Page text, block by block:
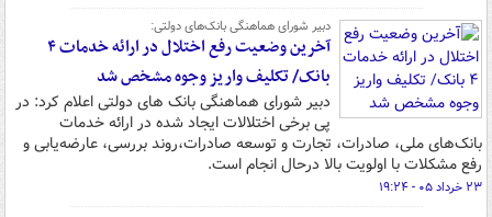
دبیر شورای هماهنگی بانک‌های دولتی:
آخرین وضعیت رفع اختلال در ارائه خدمات ۴
بانک/ تکلیف واریز وجوه مشخص شد
دبیر شورای هماهنگی بانک های دولتی اعلام کرد: در
پی برخی اختلالات ایجاد شده در ارائه خدمات
بانک‌های ملی، صادرات، تجارت و توسعه صادرات،روند بررسی، عارضه‌یابی و
رفع مشکلات با اولویت بالا درحال انجام است.
۲۳ خرداد ۰۵ - ۱۹:۲۴